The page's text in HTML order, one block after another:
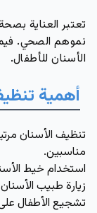
تعتبر العناية
نموهم الصحي.
الأسنان للأطفال.
أهمية
تنظيف الأسنان
مناسبين.
استخدام خيط
زيارة طبيب
تشجيع الأطفال